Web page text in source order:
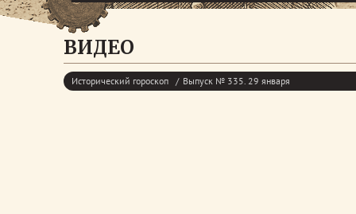
ВИДЕО
Исторический гороскоп Выпуск № 335. 29 января